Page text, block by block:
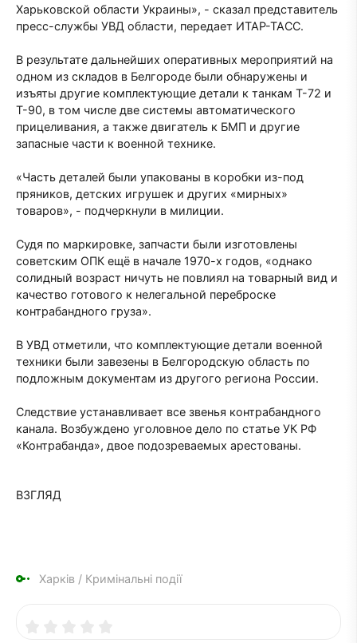
Харьковской области Украины», - сказал представитель
пресс-службы УВД области, передает ИТАР-ТАСС.
В результате дальнейших оперативных мероприятий на
одном из складов в Белгороде были обнаружены и
изъяты другие комплектующие детали к танкам Т-72 и
Т-90, в том числе две системы автоматического
прицеливания, а также двигатель к БМП и другие
запасные части к военной технике.
«Часть деталей были упакованы в коробки из-под
пряников, детских игрушек и других «мирных»
товаров», - подчеркнули в милиции.
Судя по маркировке, запчасти были изготовлены
советским ОПК ещё в начале 1970-х годов, «однако
солидный возраст ничуть не повлиял на товарный вид и
качество готового к нелегальной переброске
контрабандного груза».
В УВД отметили, что комплектующие детали военной
техники были завезены в Белгородскую область по
подложным документам из другого региона России.
Следствие устанавливает все звенья контрабандного
канала. Возбуждено уголовное дело по статье УК РФ
«Контрабанда», двое подозреваемых арестованы.
ВЗГЛЯД
Харків / Кримінальні події